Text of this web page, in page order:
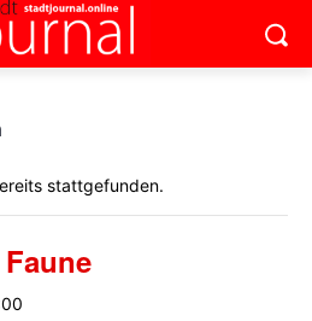
stattgefunden.